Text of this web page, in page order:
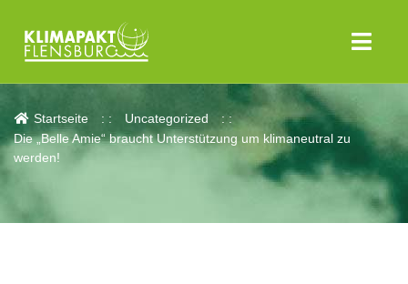
Aktuelles
Startseite
Uncategorized
Die „Belle Amie“ braucht Unterstützung um klimaneutral zu
werden!